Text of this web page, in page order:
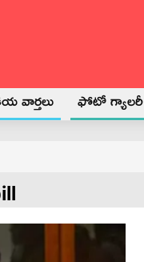
వార్తలు ఫోటో గ్యాలరీ